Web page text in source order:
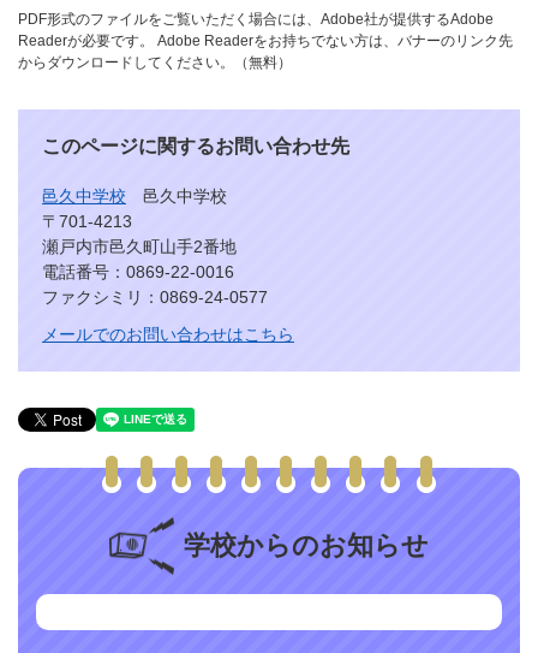
PDF形式のファイルをご覧いただく場合には、Adobe社が提供するAdobe
Readerが必要です。
Adobe Readerをお持ちでない方は、バナーのリンク先
からダウンロードしてください。（無料）
このページに関するお問い合わせ先
邑久中学校
邑久中学校
〒701-4213
瀬戸内市邑久町山手2番地
電話番号：0869-22-0016
ファクシミリ：0869-24-0577
メールでのお問い合わせはこちら
学校からのお知らせ